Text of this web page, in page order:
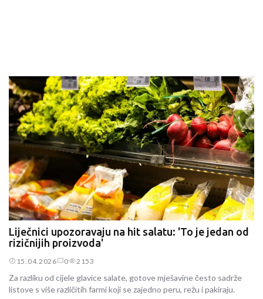
Liječnici upozoravaju na hit salatu: 'To je jedan od
rizičnijih proizvoda'
15.04.2026 0 2153
Za razliku od cijele glavice salate, gotove mješavine često sadrže
listove s više različitih farmi koji se zajedno peru, režu i pakiraju.